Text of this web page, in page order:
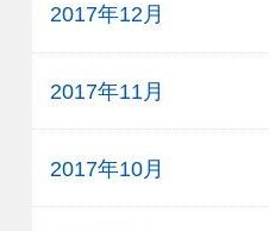
2017年12月
2017年11月
2017年10月